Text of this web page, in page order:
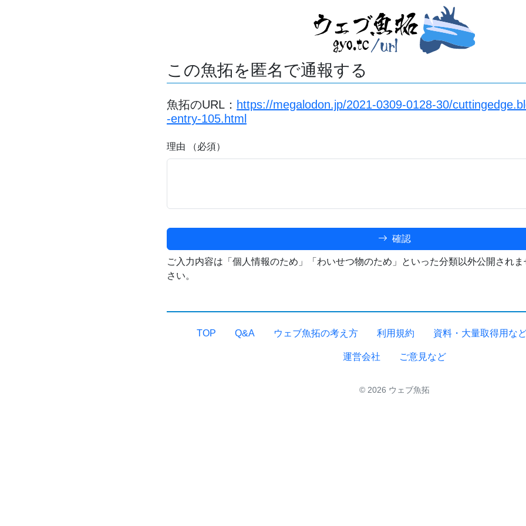
この魚拓を匿名で通報する
魚拓のURL： https://megalodon.jp/2021-0309-0128-30/
-entry-105.html
理由 （必須）
確認
ご入力内容は「個人情報のため」「わいせつ物のため」といった分類以外公開され
さい。
TOP Q&A ウェブ魚拓の考え方 利用規約 資料・大量取得用な
運営会社 ご意見など
© 2026 ウェブ魚拓